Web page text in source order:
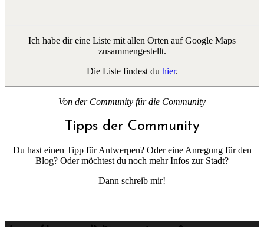
Ich habe dir eine Liste mit allen Orten auf Google Maps
zusammengestellt.
Die Liste findest du hier.
Von der Community für die Community
Tipps der Community
Du hast einen Tipp für Antwerpen? Oder eine Anregung für den
Blog? Oder möchtest du noch mehr Infos zur Stadt?
Dann schreib mir!